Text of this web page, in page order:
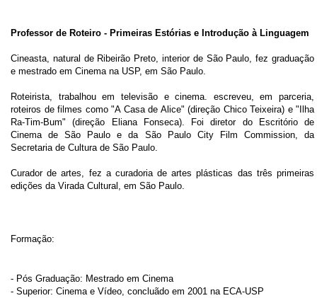
Professor de Roteiro - Primeiras Estórias e Introdução à Linguagem
Cineasta, natural de Ribeirão Preto, interior de São Paulo, fez graduação
e mestrado em Cinema na USP, em São Paulo.
Roteirista, trabalhou em televisão e cinema. escreveu, em parceria,
roteiros de filmes como "A Casa de Alice" (direção Chico Teixeira) e "Ilha
Ra-Tim-Bum" (direção Eliana Fonseca). Foi diretor do Escritório de
Cinema de São Paulo e da São Paulo City Film Commission, da
Secretaria de Cultura de São Paulo.
Curador de artes, fez a curadoria de artes plásticas das três primeiras
edições da Virada Cultural, em São Paulo.
Formação:
- Pós Graduação: Mestrado em Cinema
- Superior: Cinema e Vídeo, concluãdo em 2001 na ECA-USP